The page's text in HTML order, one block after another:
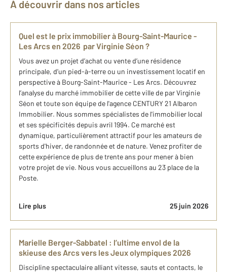
À découvrir dans nos articles
Quel est le prix immobilier à Bourg-Saint-Maurice -
Les Arcs en 2026 par Virginie Séon ?
Vous avez un projet d’achat ou vente d’une résidence
principale, d’un pied-à-terre ou un investissement locatif en
perspective à Bourg-Saint-Maurice - Les Arcs. Découvrez
l’analyse du marché immobilier de cette ville de par Virginie
Séon et toute son équipe de l'agence CENTURY 21 Albaron
Immobilier. Nous sommes spécialistes de l'immobilier local
et ses spécificités depuis avril 1994. Ce marché est
dynamique, particulièrement attractif pour les amateurs de
sports d'hiver, de randonnée et de nature. Venez profiter de
cette expérience de plus de trente ans pour mener à bien
votre projet de vie. Nous vous accueillons au 23 place de la
Poste.
Lire plus 25 juin 2026
Marielle Berger-Sabbatel : l’ultime envol de la
skieuse des Arcs vers les Jeux olympiques 2026
Discipline spectaculaire alliant vitesse, sauts et contacts, le